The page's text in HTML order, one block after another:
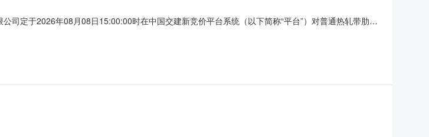
司定于2026年08月08日15:00:00时在中国交建新竞价平台系统（以下简称“平台”）对普通热轧带肋钢
货的约定，一切以现场实地看货为准。看货过程中，看货者就具体关注问题，可要求重点